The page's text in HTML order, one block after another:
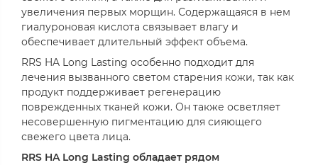
увеличения первых морщин. Содержащаяся в нем
гиалуроновая кислота связывает влагу и
обеспечивает длительный эффект объема.
RRS HA Long Lasting особенно подходит для
лечения вызванного светом старения кожи, так как
продукт поддерживает регенерацию
поврежденных тканей кожи. Он также осветляет
несовершенную пигментацию для сияющего
свежего цвета лица.
RRS HA Long Lasting обладает рядом